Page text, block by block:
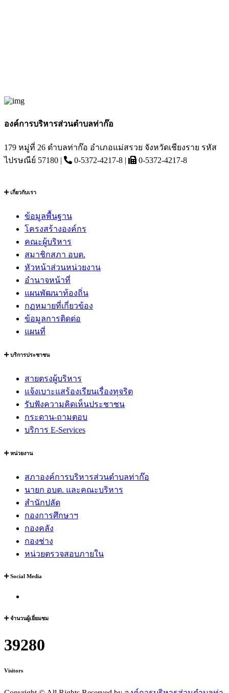
องค์การบริหารส่วนตำบลท่าก๊อ
179 หมู่ที่ 26 ตำบลท่าก๊อ อำเภอแม่สรวย จังหวัดเชียงราย รหัส
ไปรษณีย์ 57180 |
0-5372-4217-8 | 0-5372-4217-8
เกี่ยวกับเรา
ข้อมูลพื้นฐาน
โครงสร้างองค์กร
คณะผู้บริหาร
สมาชิกสภา อบต.
หัวหน้าส่วนหน่วยงาน
อำนาจหน้าที่
แผนพัฒนาท้องถิ่น
กฏหมายที่เกี่ยวข้อง
ข้อมูลการติดต่อ
แผนที่
บริการประชาชน
สายตรงผู้บริหาร
แจ้งเบาะแสร้องเรียนเรื่องทุจริต
รับฟังความคิดเห็นประชาชน
กระดาน-ถามตอบ
บริการ E-Services
หน่วยงาน
สภาองค์การบริหารส่วนตำบลท่าก๊อ
นายก อบต. และคณะบริหาร
สำนักปลัด
กองการศึกษาฯ
กองคลัง
กองช่าง
หน่วยตรวจสอบภายใน
Social Media
จำนวนผู้เยี่ยมชม
39280
Visitors